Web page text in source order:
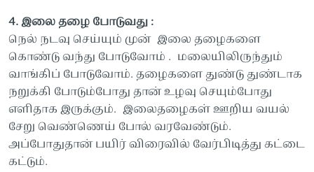
4. இலை தழை போடுவது :
நெல் நடவு செய்யும் முன் இலை தழைகளை
கொண்டு வந்து போடுவோம் . மலையிலிருந்தும்
வாங்கிப் போடுவோம். தழைகளை துண்டு துண்டாக
நறுக்கி போடும்போது தான் உழவு செயும்போது
எளிதாக இருக்கும். இலைதழைகள் ஊறிய வயல்
சேறு வெண்ணெய் போல் வரவேண்டும்.
அப்போதுதான் பயிர் விரைவில் வேர்பிடித்து கட்டை
கட்டும்.